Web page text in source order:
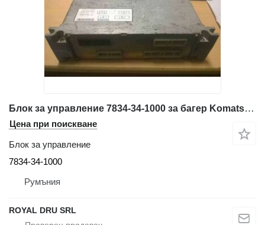
Блок за управление 7834-34-1000 за багер Komatsu PW170-6
Цена при поискване
Блок за управление
7834-34-1000
Румъния
ROYAL DRU SRL